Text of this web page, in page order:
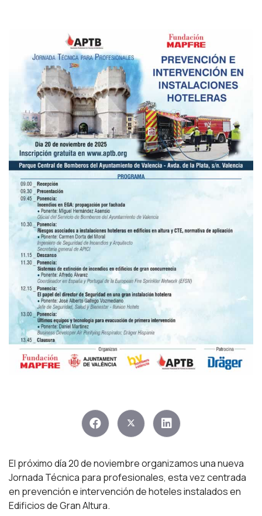
El próximo día 20 de noviembre organizamos una nueva
Jornada Técnica para profesionales, esta vez centrada
en prevención e intervención de hoteles instalados en
Edificios de Gran Altura.